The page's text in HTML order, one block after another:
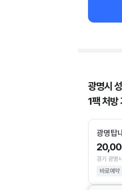
광명시
1팩 처방
광명탑
경기 광명
바로예약